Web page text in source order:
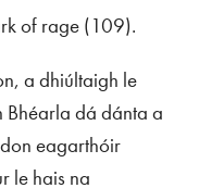
of rage (109).
a dhiúltaigh le
dá dánta a
eagarthóir
le hais na